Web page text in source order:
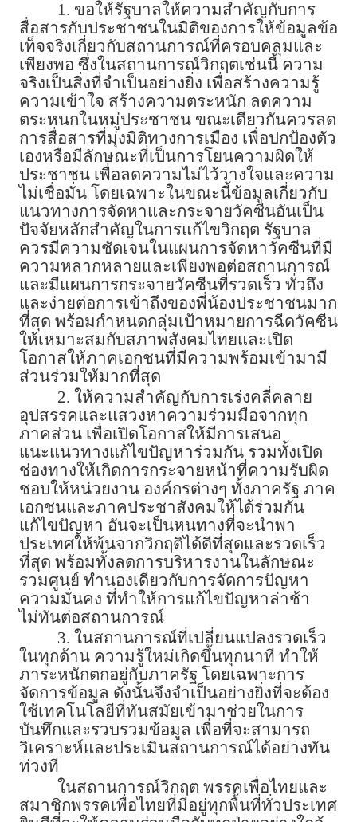
1. ขอให้รัฐบาลให้ความสำคัญกับการ
สื่อสารกับประชาชนในมิติของการให้ข้อมูลข้อ
เท็จจริงเกี่ยวกับสถานการณ์ที่ครอบคลุมและ
เพียงพอ ซึ่งในสถานการณ์วิกฤตเช่นนี้ ความ
จริงเป็นสิ่งที่จำเป็นอย่างยิ่ง เพื่อสร้างความรู้
ความเข้าใจ สร้างความตระหนัก ลดความ
ตระหนกในหมู่ประชาชน ขณะเดียวกันควรลด
การสื่อสารที่มุ่งมิติทางการเมือง เพื่อปกป้องตัว
เองหรือมีลักษณะที่เป็นการโยนความผิดให้
ประชาชน เพื่อลดความไม่ไว้วางใจและความ
ไม่เชื่อมั่น โดยเฉพาะในขณะนี้ข้อมูลเกี่ยวกับ
แนวทางการจัดหาและกระจายวัคซีนอันเป็น
ปัจจัยหลักสำคัญในการแก้ไขวิกฤต รัฐบาล
ควรมีความชัดเจนในแผนการจัดหาวัคซีนที่มี
ความหลากหลายและเพียงพอต่อสถานการณ์
และมีแผนการกระจายวัคซีนที่รวดเร็ว ทั่วถึง
และง่ายต่อการเข้าถึงของพี่น้องประชาชนมาก
ที่สุด พร้อมกำหนดกลุ่มเป้าหมายการฉีดวัคซีน
ให้เหมาะสมกับสภาพสังคมไทยและเปิด
โอกาสให้ภาคเอกชนที่มีความพร้อมเข้ามามี
ส่วนร่วมให้มากที่สุด
2. ให้ความสำคัญกับการเร่งคลี่คลาย
อุปสรรคและแสวงหาความร่วมมือจากทุก
ภาคส่วน เพื่อเปิดโอกาสให้มีการเสนอ
แนะแนวทางแก้ไขปัญหาร่วมกัน รวมทั้งเปิด
ช่องทางให้เกิดการกระจายหน้าที่ความรับผิด
ชอบให้หน่วยงาน องค์กรต่างๆ ทั้งภาครัฐ ภาค
เอกชนและภาคประชาสังคมให้ได้ร่วมกัน
แก้ไขปัญหา อันจะเป็นหนทางที่จะนำพา
ประเทศให้พ้นจากวิกฤติได้ดีที่สุดและรวดเร็ว
ที่สุด พร้อมทั้งลดการบริหารงานในลักษณะ
รวมศูนย์ ทำนองเดียวกับการจัดการปัญหา
ความมั่นคง ที่ทำให้การแก้ไขปัญหาล่าช้า
ไม่ทันต่อสถานการณ์
3. ในสถานการณ์ที่เปลี่ยนแปลงรวดเร็ว
ในทุกด้าน ความรู้ใหม่เกิดขึ้นทุกนาที ทำให้
ภาระหนักตกอยู่กับภาครัฐ โดยเฉพาะการ
จัดการข้อมูล ดังนั้นจึงจำเป็นอย่างยิ่งที่จะต้อง
ใช้เทคโนโลยีที่ทันสมัยเข้ามาช่วยในการ
บันทึกและรวบรวมข้อมูล เพื่อที่จะสามารถ
วิเคราะห์และประเมินสถานการณ์ได้อย่างทัน
ท่วงที
ในสถานการณ์วิกฤต พรรคเพื่อไทยและ
สมาชิกพรรคเพื่อไทยที่มีอยู่ทุกพื้นที่ทั่วประเทศ